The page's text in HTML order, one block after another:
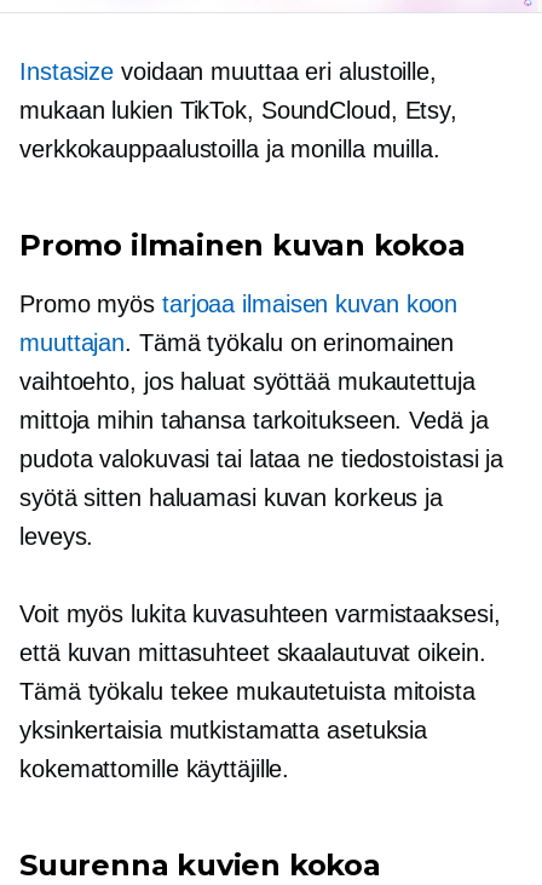
Instasize voidaan muuttaa eri alustoille,
mukaan lukien TikTok, SoundCloud, Etsy,
verkkokauppaalustoilla ja monilla muilla.
Promo ilmainen kuvan kokoa
Promo myös tarjoaa ilmaisen kuvan koon
muuttajan. Tämä työkalu on erinomainen
vaihtoehto, jos haluat syöttää mukautettuja
mittoja mihin tahansa tarkoitukseen. Vedä ja
pudota valokuvasi tai lataa ne tiedostoistasi ja
syötä sitten haluamasi kuvan korkeus ja
leveys.
Voit myös lukita kuvasuhteen varmistaaksesi,
että kuvan mittasuhteet skaalautuvat oikein.
Tämä työkalu tekee mukautetuista mitoista
yksinkertaisia ​​mutkistamatta asetuksia
kokemattomille käyttäjille.
Suurenna kuvien kokoa